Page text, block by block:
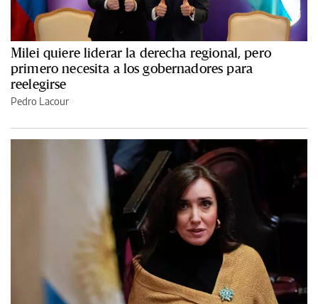
Milei quiere liderar la derecha regional, pero
primero necesita a los gobernadores para
reelegirse
Pedro Lacour